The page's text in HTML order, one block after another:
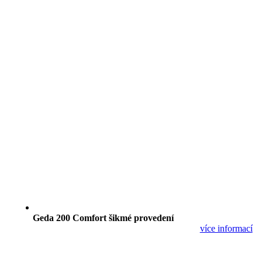
Geda 200 Comfort šikmé provedení
více informací